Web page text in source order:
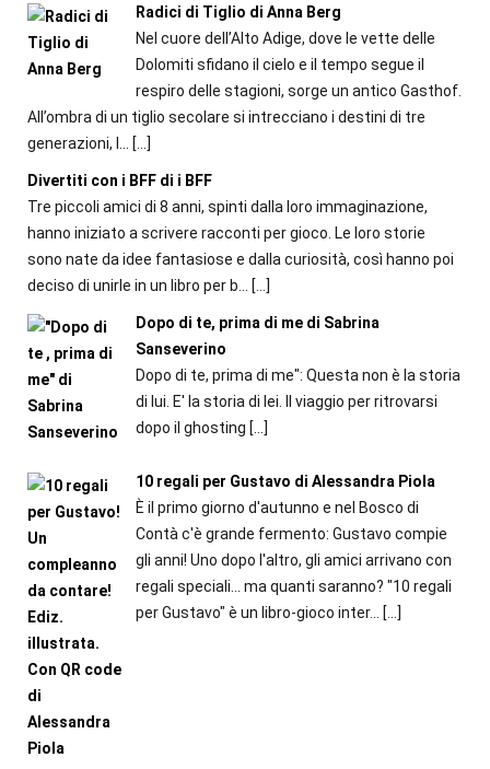
Radici di Tiglio di Anna Berg
Nel cuore dell’Alto Adige, dove le vette delle
Dolomiti sfidano il cielo e il tempo segue il
respiro delle stagioni, sorge un antico Gasthof.
All’ombra di un tiglio secolare si intrecciano i destini di tre
generazioni, l...
[…]
Divertiti con i BFF di i BFF
Tre piccoli amici di 8 anni, spinti dalla loro immaginazione,
hanno iniziato a scrivere racconti per gioco. Le loro storie
sono nate da idee fantasiose e dalla curiosità, così hanno poi
deciso di unirle in un libro per b...
[…]
Dopo di te, prima di me di Sabrina
Sanseverino
Dopo di te, prima di me": Questa non è la storia
di lui. E' la storia di lei. Il viaggio per ritrovarsi
dopo il ghosting […]
10 regali per Gustavo di Alessandra Piola
È il primo giorno d'autunno e nel Bosco di
Contà c'è grande fermento: Gustavo compie
gli anni! Uno dopo l'altro, gli amici arrivano con
regali speciali... ma quanti saranno? "10 regali
per Gustavo" è un libro-gioco inter...
[…]